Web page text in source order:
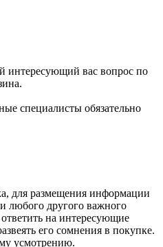
интересующий вас вопрос по
специалисты обязательно
для размещения информации
любого другого важного
на интересующие
его сомнения в покупке.
усмотрению.